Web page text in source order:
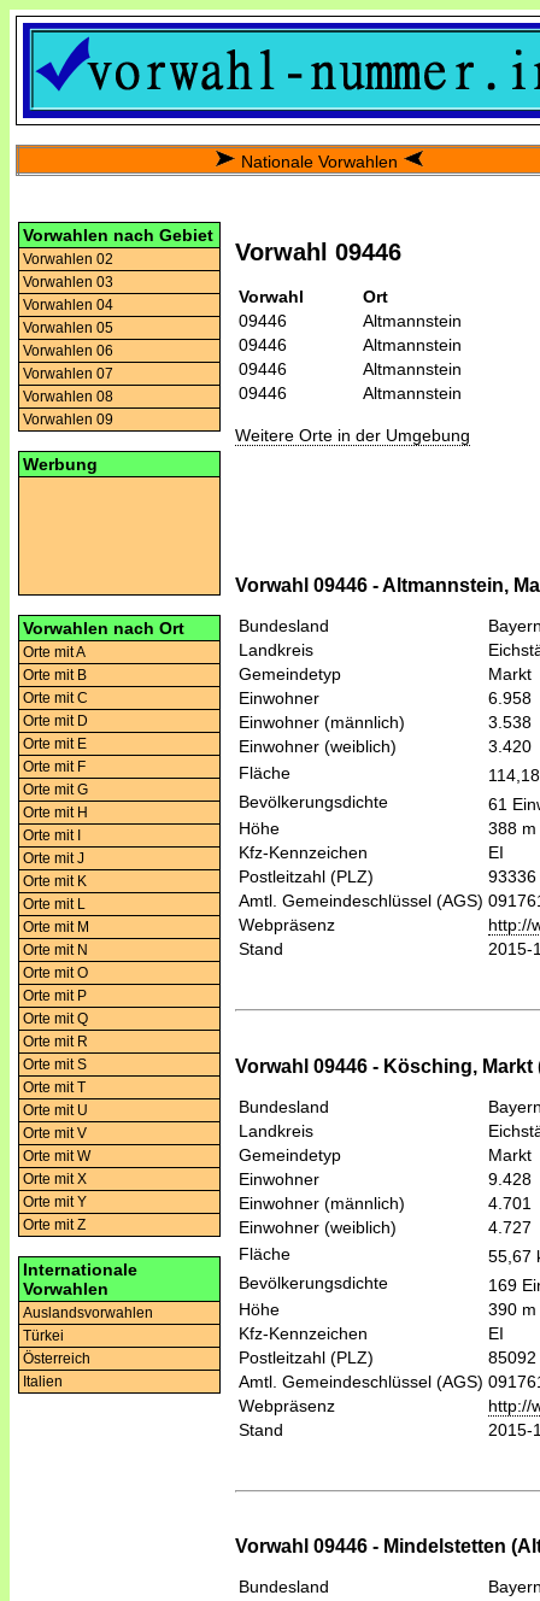
Nationale Vorwahlen
Vorwahlen nach Gebiet
Vorwahlen 02
Vorwahlen 03
Vorwahlen 04
Vorwahlen 05
Vorwahlen 06
Vorwahlen 07
Vorwahlen 08
Vorwahlen 09
Werbung
Vorwahlen nach Ort
Orte mit A
Orte mit B
Orte mit C
Orte mit D
Orte mit E
Orte mit F
Orte mit G
Orte mit H
Orte mit I
Orte mit J
Orte mit K
Orte mit L
Orte mit M
Orte mit N
Orte mit O
Orte mit P
Orte mit Q
Orte mit R
Orte mit S
Orte mit T
Orte mit U
Orte mit V
Orte mit W
Orte mit X
Orte mit Y
Orte mit Z
Internationale
Vorwahlen
Auslandsvorwahlen
Türkei
Österreich
Italien
Vorwahl 09446
Vorwahl
Ort
09446
Altmannstein
09446
Altmannstein
09446
Altmannstein
09446
Altmannstein
Weitere Orte in der Umgebung
Vorwahl 09446 - Altmannstein,
Bundesland
Landkreis
Gemeindetyp
Markt
Einwohner
6.958
Einwohner (männlich)
3.538
Einwohner (weiblich)
3.420
Fläche
Bevölkerungsdichte
61
Höhe
388 m
Kfz-Kennzeichen
EI
Postleitzahl (PLZ)
93336
Amtl. Gemeindeschlüssel (AGS)
Webpräsenz
http://
Stand
2015-
Vorwahl 09446 - Kösching,
Bundesland
Landkreis
Gemeindetyp
Markt
Einwohner
9.428
Einwohner (männlich)
4.701
Einwohner (weiblich)
4.727
Fläche
55,67
Bevölkerungsdichte
169
Höhe
390 m
Kfz-Kennzeichen
EI
Postleitzahl (PLZ)
85092
Amtl. Gemeindeschlüssel (AGS)
Webpräsenz
http://
Stand
2015-
Vorwahl 09446 - Mindelstetten
Bundesland